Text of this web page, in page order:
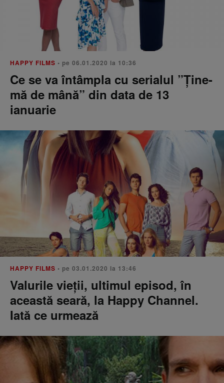
HAPPY FILMS • pe 06.01.2020 la 10:36
Ce se va întâmpla cu serialul ”Ține-
mă de mână” din data de 13
ianuarie
HAPPY FILMS • pe 03.01.2020 la 13:46
Valurile vieții, ultimul episod, în
această seară, la Happy Channel.
Iată ce urmează